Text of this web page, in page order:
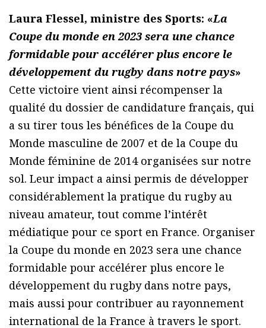
Laura Flessel, ministre des Sports: «La
Coupe du monde en 2023 sera une chance
formidable pour accélérer plus encore le
développement du rugby dans notre pays»
Cette victoire vient ainsi récompenser la
qualité du dossier de candidature français, qui
a su tirer tous les bénéfices de la Coupe du
Monde masculine de 2007 et de la Coupe du
Monde féminine de 2014 organisées sur notre
sol. Leur impact a ainsi permis de développer
considérablement la pratique du rugby au
niveau amateur, tout comme l’intérêt
médiatique pour ce sport en France. Organiser
la Coupe du monde en 2023 sera une chance
formidable pour accélérer plus encore le
développement du rugby dans notre pays,
mais aussi pour contribuer au rayonnement
international de la France à travers le sport.